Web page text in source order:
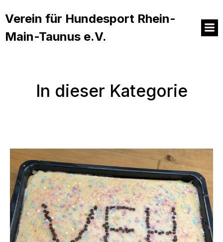
Verein für Hundesport Rhein-
Main-Taunus e.V.
In dieser Kategorie